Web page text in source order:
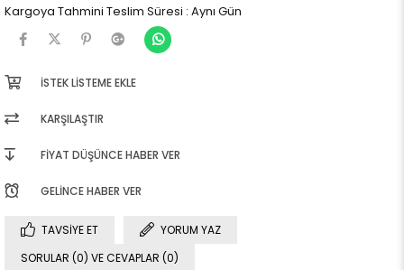
Kargoya Tahmini Teslim Süresi : Aynı Gün
İSTEK LISTEME EKLE
KARŞILAŞTIR
FIYAT DÜŞÜNCE HABER VER
GELINCE HABER VER
TAVSIYE ET
YORUM YAZ
SORULAR (0) VE CEVAPLAR (0)